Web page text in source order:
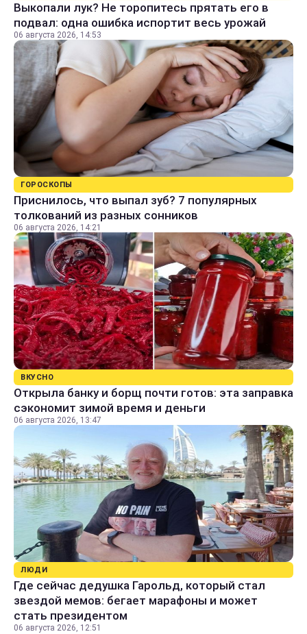
Выкопали лук? Не торопитесь прятать его в
подвал: одна ошибка испортит весь урожай
06 августа 2026, 14:53
ГОРОСКОПЫ
Приснилось, что выпал зуб? 7 популярных
толкований из разных сонников
06 августа 2026, 14:21
ВКУСНО
Открыла банку и борщ почти готов: эта заправка
сэкономит зимой время и деньги
06 августа 2026, 13:47
ЛЮДИ
Где сейчас дедушка Гарольд, который стал
звездой мемов: бегает марафоны и может
стать президентом
06 августа 2026, 12:51